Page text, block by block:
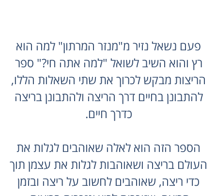
פעם נשאל נזיר מ"מנזר המרתון" למה הוא
רץ והוא השיב לשואל "למה אתה חי?" ספר
הריצות מבקש לכרוך את שתי השאלות הללו,
להתבונן בחיים דרך הריצה ולהתבונן בריצה
כדרך חיים.
הספר הזה הוא לאלה שאוהבים לגלות את
העולם בריצה ושאוהבות לגלות את עצמן תוך
כדי ריצה, שאוהבים לחשוב על ריצה ובזמן